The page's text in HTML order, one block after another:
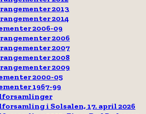
2013
2014
2006-09
2006
2007
2008
2009
2000-05
1967-99
i Solsalen, 17. april 2026